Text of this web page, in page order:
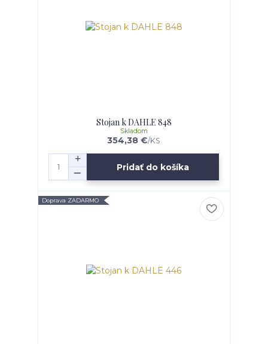
Stojan k DAHLE 848
354,38 €/KS
Skladom
Pridať do košíka
Doprava ZADARMO